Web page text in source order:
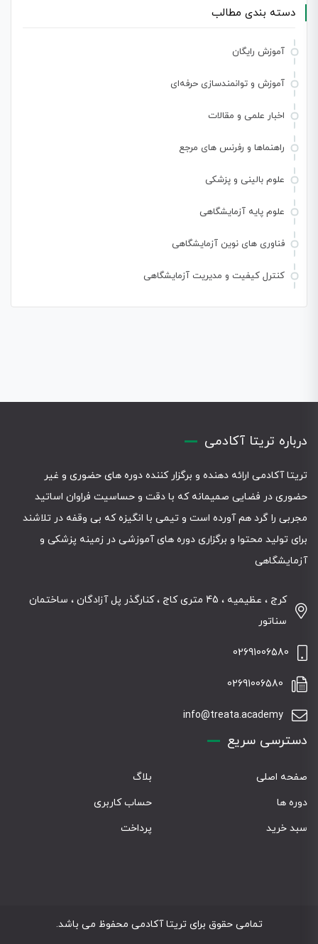
دسته بندی مطالب
آموزش رایگان
آموزش و توانمندسازی حرفه‌ای
اخبار علمی و مقالات
راهنماها و رفرنس های مرجع
علوم بالینی و پزشکی
علوم پایه آزمایشگاهی
فناوری های نوین آزمایشگاهی
کنترل کیفیت و مدیریت آزمایشگاهی
درباره تریتا آکادمی
تریتا آکادمی ارائه دهنده و برگزار کننده دوره های حضوری و غیر
حضوری در فضایی صمیمانه که با دقت و حساسیت فراوان اساتید
مجربی را گرد هم آورده است و تیمی با انگیزه که بی وقفه در تلاشند
برای تولید محتوا و برگزاری دوره های آموزشی در زمینه پزشکی و
آزمایشگاهی
کرج ، عظیمیه ، 45 متری کاج ، کنارگذر پل آزادگان ، ساختمان
سناتور
02691006580
02691006580
info@treata.academy
دسترسی سریع
صفحه اصلی
بلاگ
دوره ها
حساب کاربری
سبد خرید
پرداخت
تمامی حقوق برای تریتا آکادمی محفوظ می باشد.